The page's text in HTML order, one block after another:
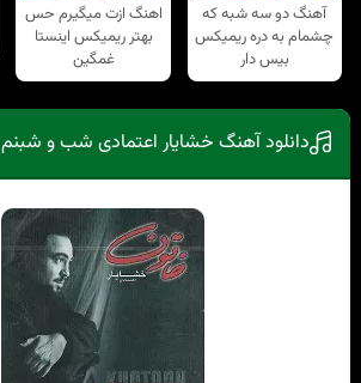
آهنگ دو سه شبه که
چشمام به دره ریمیکس
بیس دار
اهنگ ازت میگیرم حس
بهتر ریمیکس اینستا
غمگین
دانلود آهنگ خشایار اعتمادی شب و شبنم